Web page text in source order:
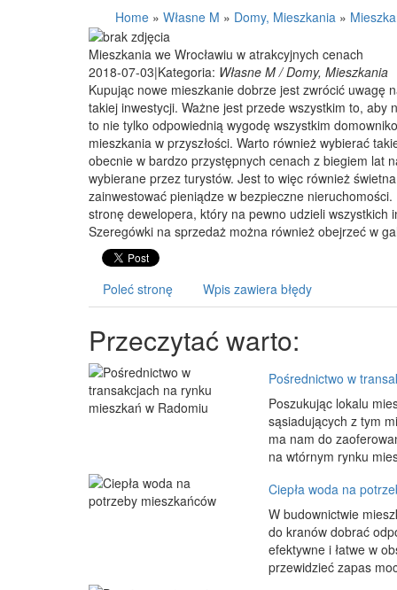
Home » Własne M » Domy, Mieszkania »
Mieszkania we Wrocławiu w atrakcyjnych cenach
2018-07-03|Kategoria: Własne M / Domy, Mieszkania
Kupując nowe mieszkanie dobrze jest zwrócić uwagę
takiej inwestycji. Ważne jest przede wszystkim to, aby
to nie tylko odpowiednią wygodę wszystkim
mieszkania w przyszłości. Warto również wybierać
obecnie w bardzo przystępnych cenach z biegiem lat
wybierane przez turystów. Jest to więc również
zainwestować pieniądze w bezpieczne
stronę dewelopera, który na pewno udzieli wszystkich
Szeregówki na sprzedaż można również obejrzeć w
Poleć stronę Wpis zawiera błędy
Przeczytać warto:
Pośrednictwo w
Poszukując lokalu
sąsiadujących z tym
ma nam do
na wtórnym rynku
Ciepła woda na
W budownictwie
do kranów dobrać
efektywne i łatwe w
przewidzieć zapas